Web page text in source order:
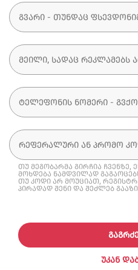
თუ მეგობარმა გირჩია ჩვენზე,
მოხდება ნამდვილად
თუ კოდი არ მოუციათ,
პირადად შენი და შეძლებ
ᲣᲙᲐᲜ